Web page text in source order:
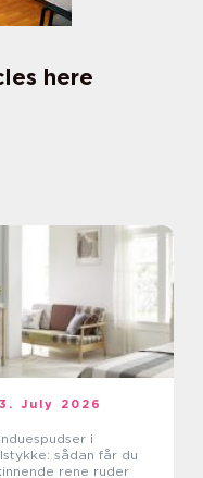
here
July 2026
i
sådan får du
rene ruder